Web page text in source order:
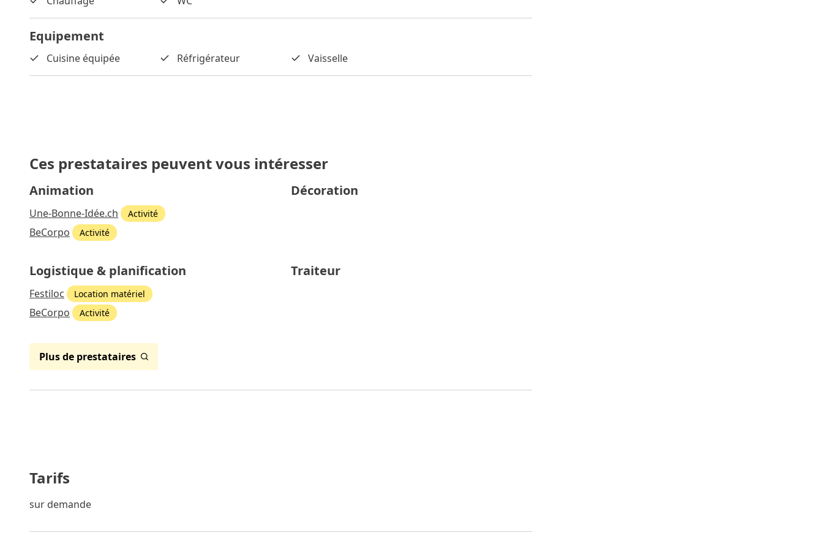
Equipement
Cuisine équipée Réfrigérateur Vaisselle
Ces prestataires peuvent vous intéresser
Animation
Une-Bonne-Idée.ch Activité
BeCorpo Activité
Décoration
Logistique & planification
Festiloc Location matériel
BeCorpo Activité
Traiteur
Plus de prestataires
Tarifs
sur demande